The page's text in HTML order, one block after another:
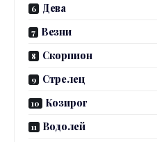
Дева
Везни
Скорпион
Стрелец
Козирог
Водолей